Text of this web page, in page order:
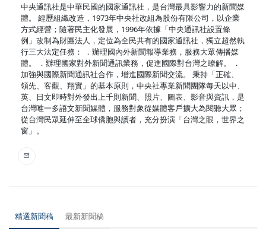
中央通訊社是中華民國的國家通訊社，是台灣最具影響力的新聞媒
體。 經歷組織改造，1973年中央社改組為股份有限公司，以企業
方式經營；隨著民主化發展，1996年依據「中央通訊社設置條
例」改制為財團法人，定位為全民共有的國家通訊社，獨立超然執
行三大法定任務： ．辦理國內外新聞報導業務，服務大眾傳播媒
體。 ．辦理國家對外新聞通訊業務，促進國際對台灣之瞭解。 ．
加強與國際新聞通訊社合作，增進國際新聞交流。 秉持「正確、
領先、客觀、翔實」的基本原則，中央社專業新聞團隊每天以中、
英、日文即時對外發出上千則新聞、照片、圖表、影音與資訊，是
台灣唯一多語文新聞媒體，服務對象從媒體客戶擴大為閱聽大眾；
從台灣民眾延伸至全球僑胞與讀者，充分扮演「台灣之眼，世界之
窗」。
精選新聞稿 最新新聞稿